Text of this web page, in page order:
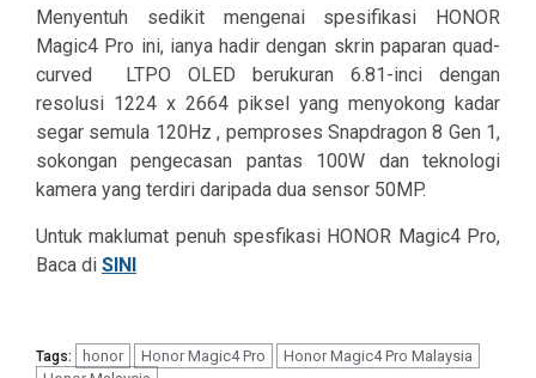
Menyentuh sedikit mengenai spesifikasi HONOR
Magic4 Pro ini, ianya hadir dengan skrin paparan quad-
curved LTPO OLED berukuran 6.81-inci dengan
resolusi 1224 x 2664 piksel yang menyokong kadar
segar semula 120Hz , pemproses Snapdragon 8 Gen 1,
sokongan pengecasan pantas 100W dan teknologi
kamera yang terdiri daripada dua sensor 50MP.
Untuk maklumat penuh spesfikasi HONOR Magic4 Pro,
Baca di SINI
Tags: honor Honor Magic4 Pro
Honor Magic4 Pro Malaysia